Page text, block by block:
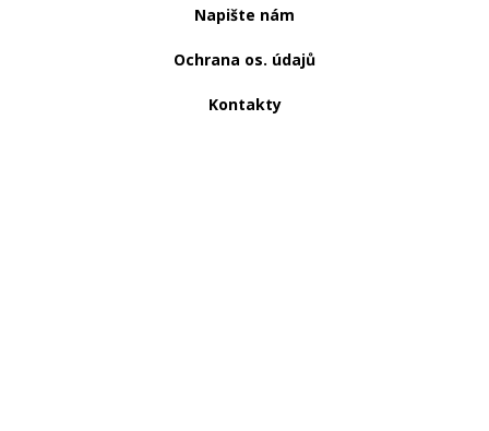
Napište nám
Ochrana os. údajů
Kontakty